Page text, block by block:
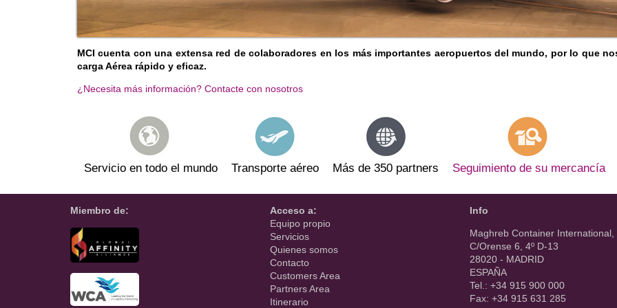
MCI cuenta con una extensa red de colaboradores en los más importantes aeropuertos del mundo, por lo que
carga Aérea rápido y eficaz.
¿Necesita más información? Contacte con nosotros
Servicio en todo el mundo Transporte aéreo Más de 350 partners Seguimiento de su mercancía
Miembro de:
Acceso a:
Equipo propio
Servicios
Quienes somos
Contacto
Customers Area
Partners Area
Itinerario
Info
Maghreb Container International,
C/Orense 6, 4º D-13
28020 - MADRID
ESPAÑA
Tel.: +34 915 900 000
Fax: +34 915 631 285